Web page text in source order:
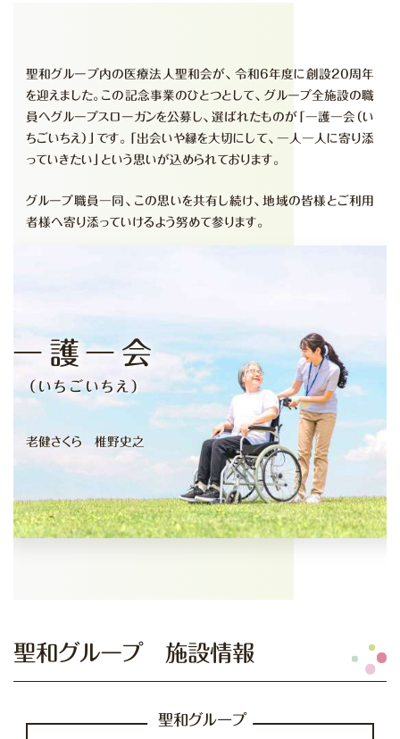
聖和グループ内の医療法人聖和会が、令和6年度に創設20周年
を迎えました。この記念事業のひとつとして、グループ全施設の職
員へグループスローガンを公募し、選ばれたものが「一護一会（い
ちごいちえ）」です。「出会いや縁を大切にして、一人一人に寄り添
っていきたい」という思いが込められております。
グループ職員一同、この思いを共有し続け、地域の皆様とご利用
者様へ寄り添っていけるよう努めて参ります。
一護一会
（いちごいちえ）
老健さくら 椎野史之
聖和グループ 施設情報
聖和グループ